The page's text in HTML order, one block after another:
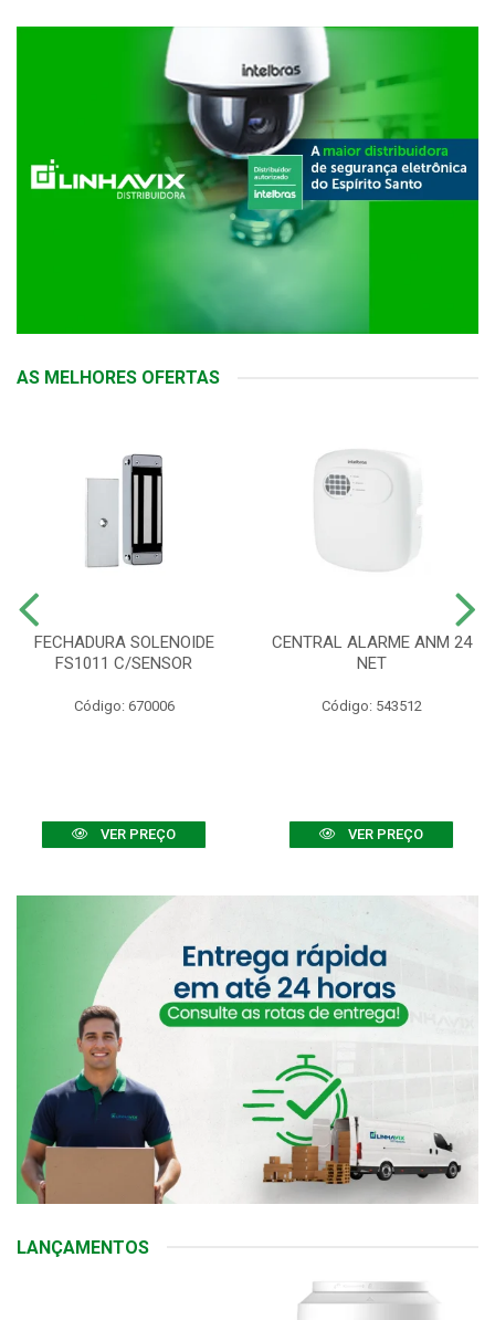
AS MELHORES OFERTAS
FECHADURA SOLENOIDE
FS1011 C/SENSOR
Código: 670006
VER PREÇO
CENTRAL ALARME ANM 24
NET
Código: 543512
VER PREÇO
LANÇAMENTOS